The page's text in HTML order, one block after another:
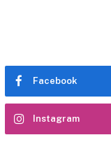
Facebook
Instagram